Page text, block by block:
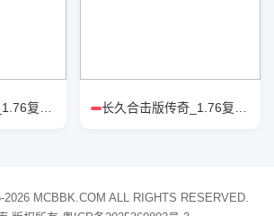
MCBBK.COM ALL RIGHTS RESERVED.